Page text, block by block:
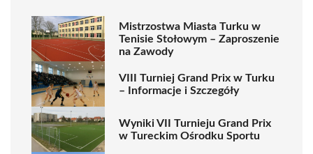
Mistrzostwa Miasta Turku w
Tenisie Stołowym – Zaproszenie
na Zawody
VIII Turniej Grand Prix w Turku
– Informacje i Szczegóły
Wyniki VII Turnieju Grand Prix
w Tureckim Ośrodku Sportu